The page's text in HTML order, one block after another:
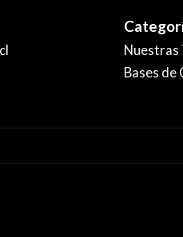
Nuestras
Bases de